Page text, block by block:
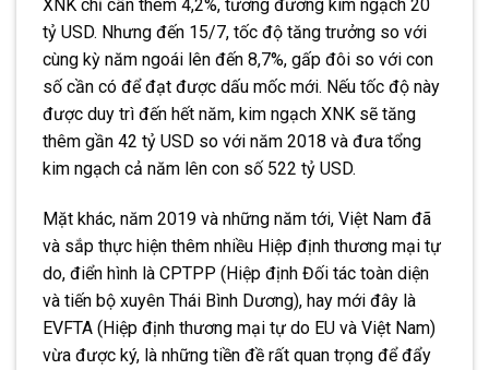
XNK chỉ cần thêm 4,2%, tương đương kim ngạch 20
tỷ USD. Nhưng đến 15/7, tốc độ tăng trưởng so với
cùng kỳ năm ngoái lên đến 8,7%, gấp đôi so với con
số cần có để đạt được dấu mốc mới. Nếu tốc độ này
được duy trì đến hết năm, kim ngạch XNK sẽ tăng
thêm gần 42 tỷ USD so với năm 2018 và đưa tổng
kim ngạch cả năm lên con số 522 tỷ USD.
Mặt khác, năm 2019 và những năm tới, Việt Nam đã
và sắp thực hiện thêm nhiều Hiệp định thương mại tự
do, điển hình là CPTPP (Hiệp định Đối tác toàn diện
và tiến bộ xuyên Thái Bình Dương), hay mới đây là
EVFTA (Hiệp định thương mại tự do EU và Việt Nam)
vừa được ký, là những tiền đề rất quan trọng để đẩy